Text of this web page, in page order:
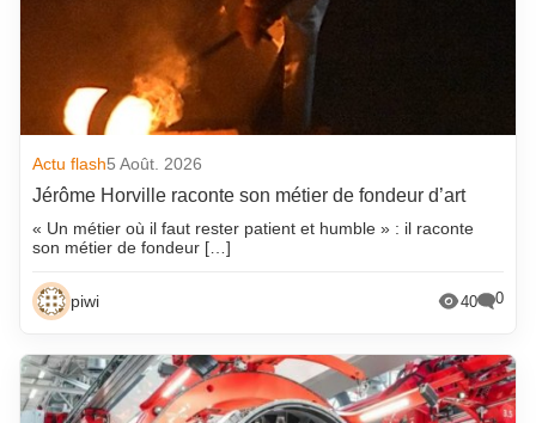
Actu flash5 Août. 2026
Jérôme Horville raconte son métier de fondeur d’art
« Un métier où il faut rester patient et humble » : il raconte
son métier de fondeur […]
piwi 40 0